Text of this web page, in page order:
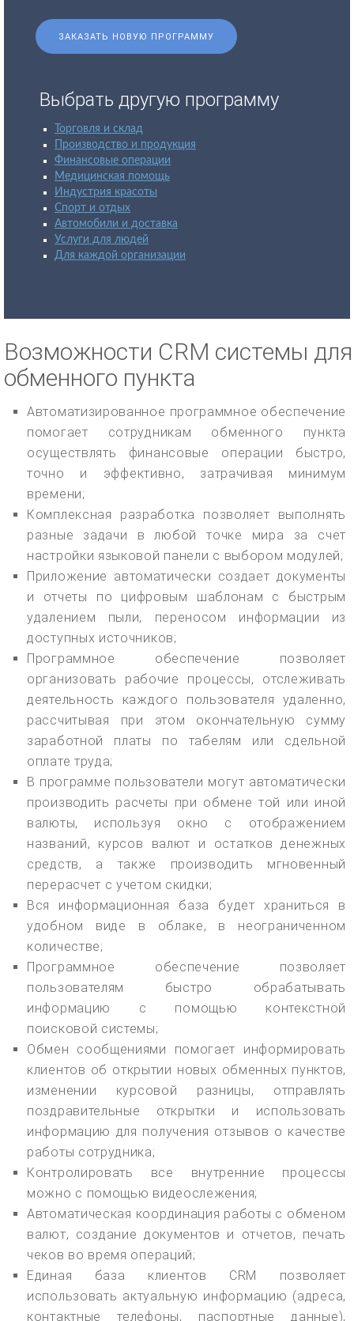
ЗАКАЗАТЬ НОВУЮ ПРОГРАММУ
Выбрать другую программу
Торговля и склад
Производство и продукция
Финансовые операции
Медицинская помощь
Индустрия красоты
Спорт и отдых
Автомобили и доставка
Услуги для людей
Для каждой организации
Возможности CRM системы для
обменного пункта
Автоматизированное программное обеспечение
помогает сотрудникам обменного пункта
осуществлять финансовые операции быстро,
точно и эффективно, затрачивая минимум
времени;
Комплексная разработка позволяет выполнять
разные задачи в любой точке мира за счет
настройки языковой панели с выбором модулей;
Приложение автоматически создает документы
и отчеты по цифровым шаблонам с быстрым
удалением пыли, переносом информации из
доступных источников;
Программное обеспечение позволяет
организовать рабочие процессы, отслеживать
деятельность каждого пользователя удаленно,
рассчитывая при этом окончательную сумму
заработной платы по табелям или сдельной
оплате труда;
В программе пользователи могут автоматически
производить расчеты при обмене той или иной
валюты, используя окно с отображением
названий, курсов валют и остатков денежных
средств, а также производить мгновенный
перерасчет с учетом скидки;
Вся информационная база будет храниться в
удобном виде в облаке, в неограниченном
количестве;
Программное обеспечение позволяет
пользователям быстро обрабатывать
информацию с помощью контекстной
поисковой системы;
Обмен сообщениями помогает информировать
клиентов об открытии новых обменных пунктов,
изменении курсовой разницы, отправлять
поздравительные открытки и использовать
информацию для получения отзывов о качестве
работы сотрудника;
Контролировать все внутренние процессы
можно с помощью видеослежения;
Автоматическая координация работы с обменом
валют, создание документов и отчетов, печать
чеков во время операций;
Единая база клиентов CRM позволяет
использовать актуальную информацию (адреса,
контактные телефоны, паспортные данные),